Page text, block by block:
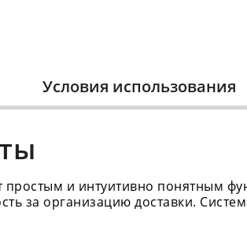
Условия использования
и интуитивно понятным
за организацию доставки.